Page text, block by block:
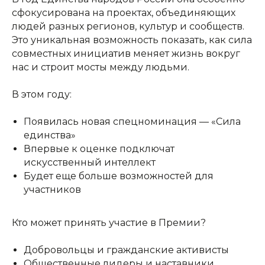
сфокусирована на проектах, объединяющих
людей разных регионов, культур и сообществ.
Это уникальная возможность показать, как сила
совместных инициатив меняет жизнь вокруг
нас и строит мосты между людьми.
В этом году:
Появилась новая спецноминация — «Сила
единства»
Впервые к оценке подключат
искусственный интеллект
Будет еще больше возможностей для
участников
Кто может принять участие в Премии?
Добровольцы и гражданские активисты